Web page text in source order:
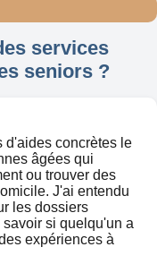
services
seniors ?
d'aides concrètes le
âgées qui
ou trouver des
J'ai entendu
les dossiers
si quelqu'un a
expériences à